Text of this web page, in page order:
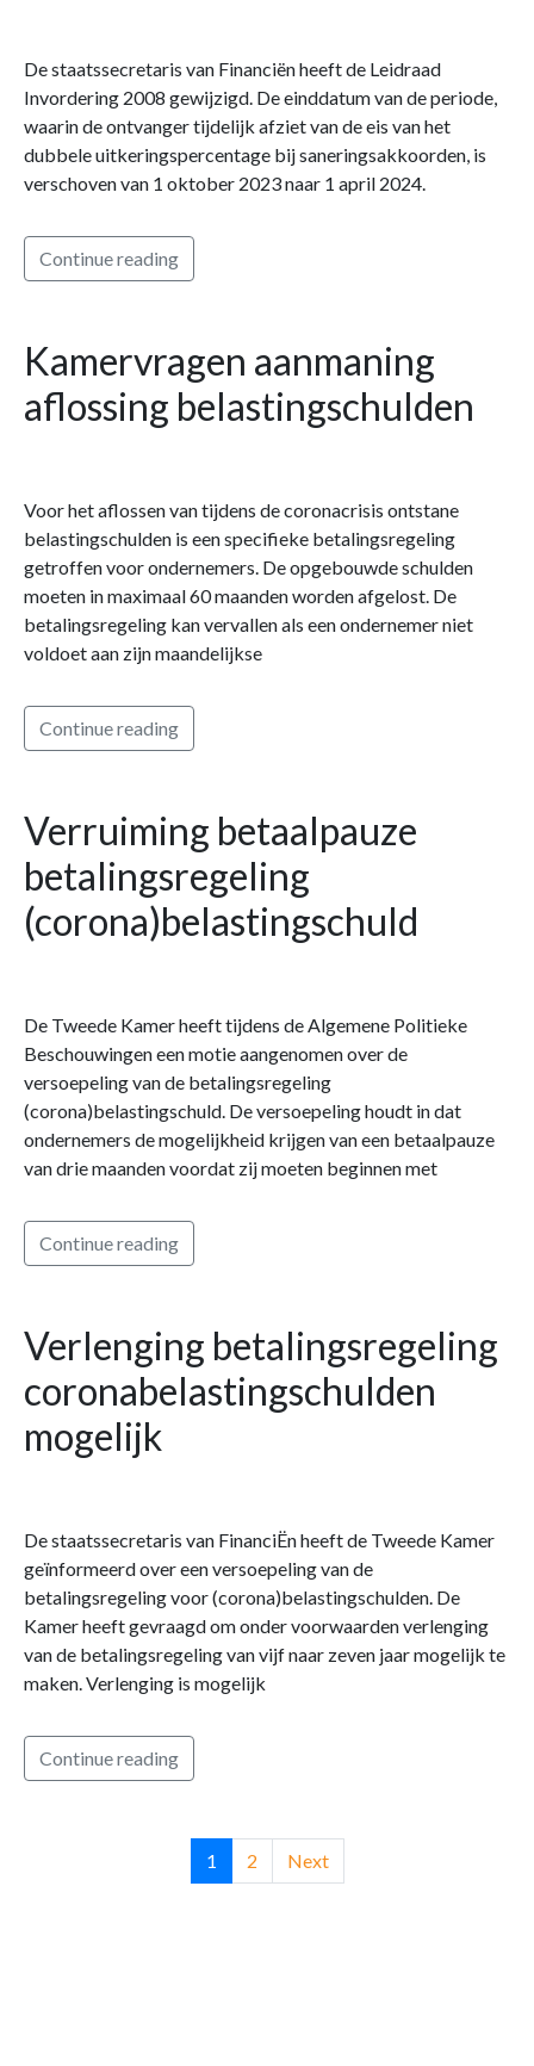
De staatssecretaris van Financiën heeft de Leidraad
Invordering 2008 gewijzigd. De einddatum van de periode,
waarin de ontvanger tijdelijk afziet van de eis van het
dubbele uitkeringspercentage bij saneringsakkoorden, is
verschoven van 1 oktober 2023 naar 1 april 2024.
Continue reading
Kamervragen aanmaning
aflossing belastingschulden
Voor het aflossen van tijdens de coronacrisis ontstane
belastingschulden is een specifieke betalingsregeling
getroffen voor ondernemers. De opgebouwde schulden
moeten in maximaal 60 maanden worden afgelost. De
betalingsregeling kan vervallen als een ondernemer niet
voldoet aan zijn maandelijkse
Continue reading
Verruiming betaalpauze
betalingsregeling
(corona)belastingschuld
De Tweede Kamer heeft tijdens de Algemene Politieke
Beschouwingen een motie aangenomen over de
versoepeling van de betalingsregeling
(corona)belastingschuld. De versoepeling houdt in dat
ondernemers de mogelijkheid krijgen van een betaalpauze
van drie maanden voordat zij moeten beginnen met
Continue reading
Verlenging betalingsregeling
coronabelastingschulden
mogelijk
De staatssecretaris van FinanciËn heeft de Tweede Kamer
geïnformeerd over een versoepeling van de
betalingsregeling voor (corona)belastingschulden. De
Kamer heeft gevraagd om onder voorwaarden verlenging
van de betalingsregeling van vijf naar zeven jaar mogelijk te
maken. Verlenging is mogelijk
Continue reading
1 2 Next